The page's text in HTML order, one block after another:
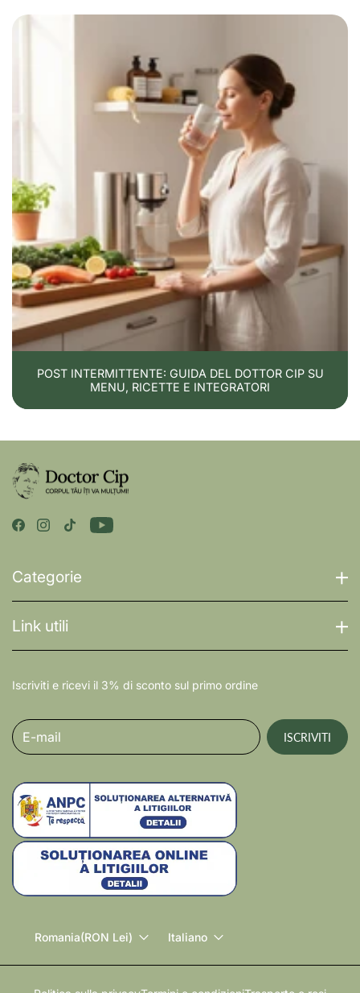
POST INTERMITTENTE: GUIDA DEL DOTTOR CIP SU
MENU, RICETTE E INTEGRATORI
Categorie
Link utili
Iscriviti e ricevi il 3% di sconto sul primo ordine
E-mail
ISCRIVITI
Romania (RON Lei) Italiano